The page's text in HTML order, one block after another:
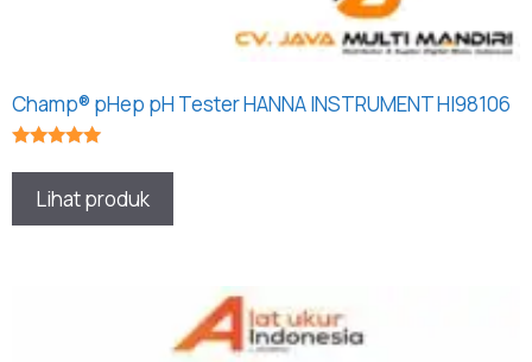
Champ® pHep pH Tester HANNA INSTRUMENT HI98106
Lihat produk